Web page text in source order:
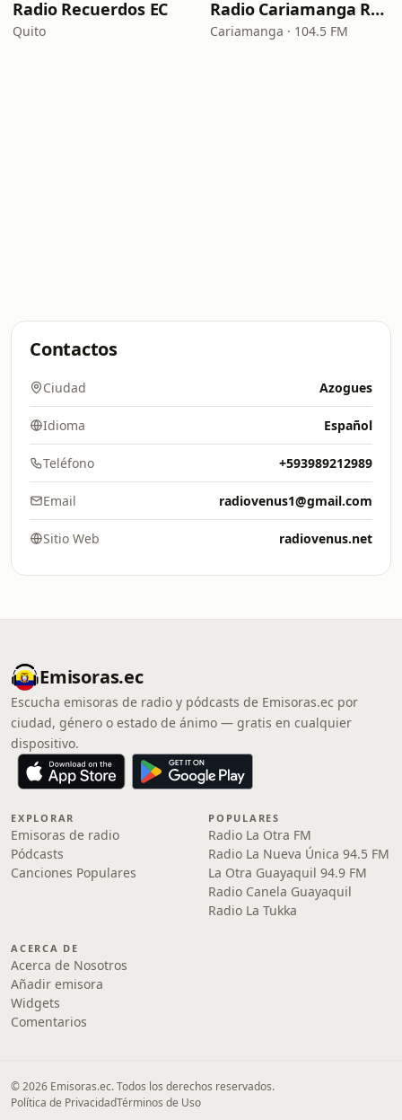
Radio Recuerdos EC
Quito
Radio Cariamanga RC PLUS
Cariamanga · 104.5 FM
Contactos
Ciudad Azogues
Idioma Español
Teléfono +593989212989
Email radiovenus1@gmail.com
Sitio Web radiovenus.net
Emisoras.ec
Escucha emisoras de radio y pódcasts de Emisoras.ec por
ciudad, género o estado de ánimo — gratis en cualquier
dispositivo.
EXPLORAR
Emisoras de radio
Pódcasts
Canciones Populares
POPULARES
Radio La Otra FM
Radio La Nueva Única 94.5 FM
La Otra Guayaquil 94.9 FM
Radio Canela Guayaquil
Radio La Tukka
ACERCA DE
Acerca de Nosotros
Añadir emisora
Widgets
Comentarios
© 2026 Emisoras.ec. Todos los derechos reservados.
Política de PrivacidadTérminos de Uso